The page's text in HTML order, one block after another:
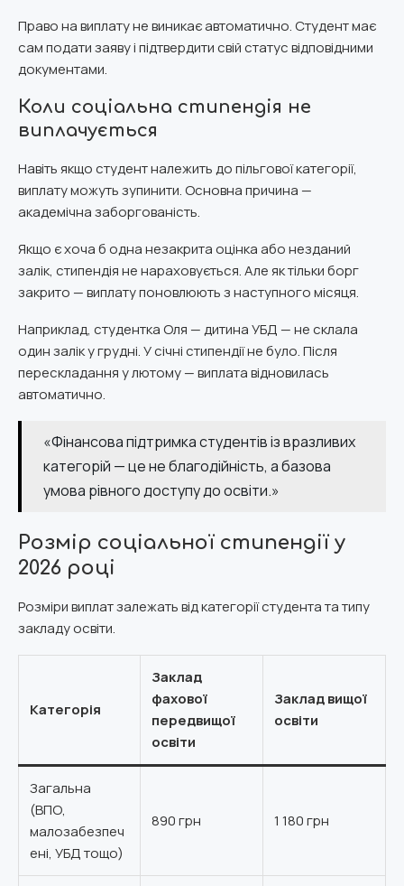
Право на виплату не виникає автоматично. Студент має
сам подати заяву і підтвердити свій статус відповідними
документами.
Коли соціальна стипендія не
виплачується
Навіть якщо студент належить до пільгової категорії,
виплату можуть зупинити. Основна причина —
академічна заборгованість.
Якщо є хоча б одна незакрита оцінка або незданий
залік, стипендія не нараховується. Але як тільки борг
закрито — виплату поновлюють з наступного місяця.
Наприклад, студентка Оля — дитина УБД — не склала
один залік у грудні. У січні стипендії не було. Після
перескладання у лютому — виплата відновилась
автоматично.
«Фінансова підтримка студентів із вразливих
категорій — це не благодійність, а базова
умова рівного доступу до освіти.»
Розмір соціальної стипендії у
2026 році
Розміри виплат залежать від категорії студента та типу
закладу освіти.
Категорія
Заклад
фахової
передвищої
освіти
Заклад вищої
освіти
Загальна
(ВПО,
малозабезпеч
ені, УБД тощо)
890 грн 1 180 грн